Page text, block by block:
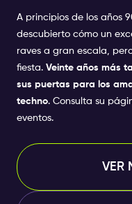
cócteles anónimos y
ofrece noches para
adición a la escena
Música: Tech House.
MinimalArtistas:
vestimenta:
evento: 23:00 - 04:00
seleccionar este
Entrada de Amsterdam
en la lista de invitados
A principios de los años
descubierto cómo un
raves a gran escala,
fiesta. Veinte años más
sus puertas para los
techno. Consulta su
eventos.
VER